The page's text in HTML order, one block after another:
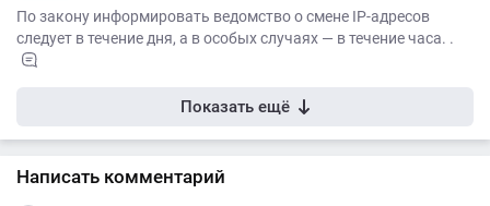
По закону информировать ведомство о смене IP-адресов
следует в течение дня, а в особых случаях — в течение часа. .
Показать ещё
Написать комментарий